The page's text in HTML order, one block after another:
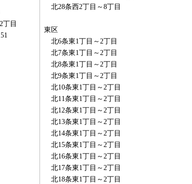
丁目
北28条西2丁目～8丁目
東区
北6条東1丁目～2丁目
北7条東1丁目～2丁目
北8条東1丁目～2丁目
北9条東1丁目～2丁目
北10条東1丁目～2丁目
北11条東1丁目～2丁目
北12条東1丁目～2丁目
北13条東1丁目～2丁目
北14条東1丁目～2丁目
北15条東1丁目～2丁目
北16条東1丁目～2丁目
北17条東1丁目～2丁目
北18条東1丁目～2丁目